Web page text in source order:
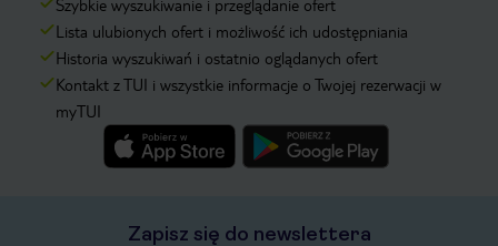
Szybkie wyszukiwanie i przeglądanie ofert
Lista ulubionych ofert i możliwość ich udostępniania
Historia wyszukiwań i ostatnio oglądanych ofert
Kontakt z TUI i wszystkie informacje o Twojej rezerwacji w
myTUI
Zapisz się do newslettera